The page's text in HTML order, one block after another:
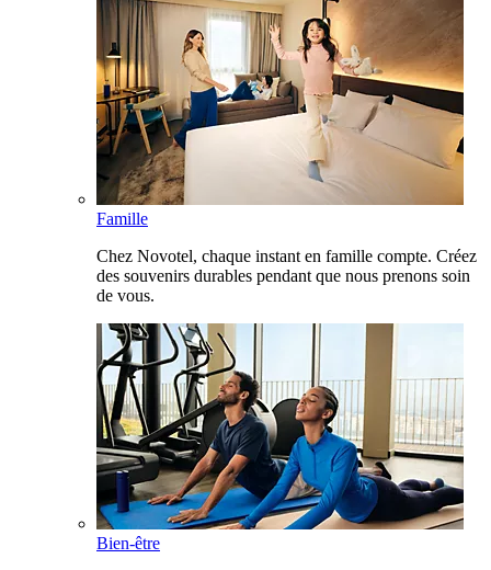
Famille
Chez Novotel, chaque instant en famille compte. Créez
des souvenirs durables pendant que nous prenons soin
de vous.
Bien-être